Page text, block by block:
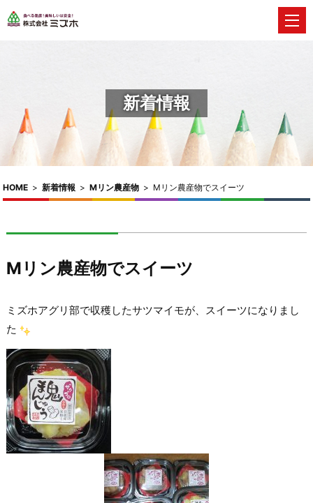
新着情報
HOME > 新着情報 > Mリン農産物 > Mリン農産物でスイーツ
Mリン農産物でスイーツ
ミズホアグリ部で収穫したサツマイモが、スイーツになりまし
た